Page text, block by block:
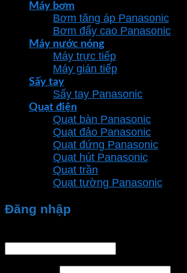
Máy bơm
Bơm tăng áp Panasonic
Bơm đẩy cao Panasonic
Máy nước nóng
Máy trực tiếp
Máy gián tiếp
Sấy tay
Sấy tay Panasonic
Quạt điện
Quạt bàn Panasonic
Quạt đảo Panasonic
Quạt đứng Panasonic
Quạt hút Panasonic
Quạt trần
Quạt tường Panasonic
Đăng nhập